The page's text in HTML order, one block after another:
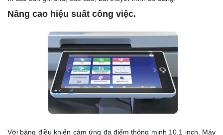
Nâng cao hiệu suất công việc.
Với bảng điều khiển cảm ứng đa điểm thông minh 10.1 inch. Máy